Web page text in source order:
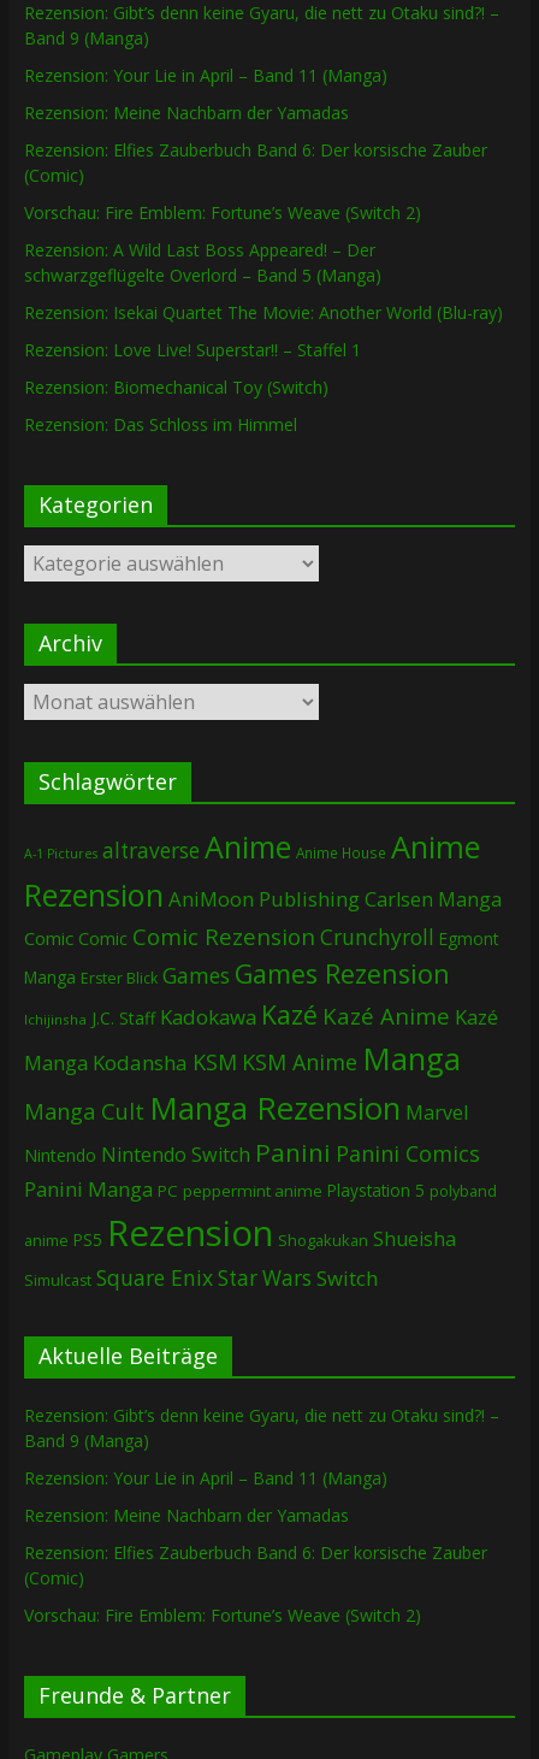
Rezension: Gibt’s denn keine Gyaru, die nett zu Otaku sind?! –
Band 9 (Manga)
Rezension: Your Lie in April – Band 11 (Manga)
Rezension: Meine Nachbarn der Yamadas
Rezension: Elfies Zauberbuch Band 6: Der korsische Zauber
(Comic)
Vorschau: Fire Emblem: Fortune’s Weave (Switch 2)
Rezension: A Wild Last Boss Appeared! – Der
schwarzgeflügelte Overlord – Band 5 (Manga)
Rezension: Isekai Quartet The Movie: Another World (Blu-ray)
Rezension: Love Live! Superstar!! – Staffel 1
Rezension: Biomechanical Toy (Switch)
Rezension: Das Schloss im Himmel
Kategorien
Kategorien
Archiv
Archiv
Schlagwörter
A-1 Pictures altraverse Anime Anime House Anime
Rezension AniMoon PublishingCarlsen Manga
Comic Comic Comic Rezension Crunchyroll Egmont
Manga Erster Blick Games Games Rezension
Ichijinsha J.C. Staff Kadokawa Kazé Kazé Anime Kazé
Manga Kodansha KSM KSM Anime Manga
Manga Cult Manga Rezension Marvel
Nintendo Nintendo Switch Panini Panini Comics
Panini Manga PC peppermint anime Playstation 5 polyband
anime PS5 Rezension Shogakukan Shueisha
Simulcast Square EnixStar Wars Switch
Aktuelle Beiträge
Rezension: Gibt’s denn keine Gyaru, die nett zu Otaku sind?! –
Band 9 (Manga)
Rezension: Your Lie in April – Band 11 (Manga)
Rezension: Meine Nachbarn der Yamadas
Rezension: Elfies Zauberbuch Band 6: Der korsische Zauber
(Comic)
Vorschau: Fire Emblem: Fortune’s Weave (Switch 2)
Freunde & Partner